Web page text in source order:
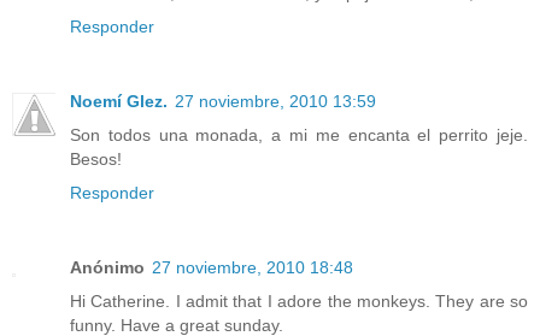
Responder
Noemí Glez. 27 noviembre, 2010 13:59
Son todos una monada, a mi me encanta el perrito jeje.
Besos!
Responder
Anónimo 27 noviembre, 2010 18:48
Hi Catherine. I admit that I adore the monkeys. They are so
funny. Have a great sunday.